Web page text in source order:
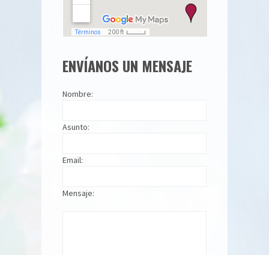
ENVÍANOS UN MENSAJE
Nombre:
Asunto:
Email:
Mensaje: